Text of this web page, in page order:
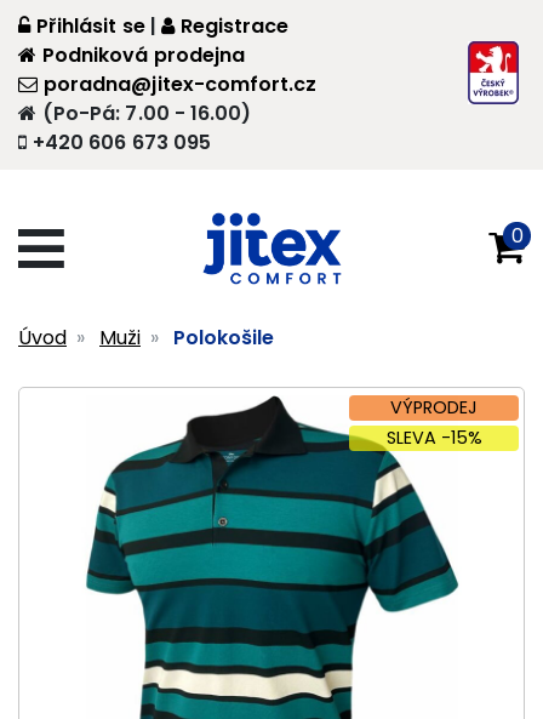
+420 606 673 095
(Po-Pá: 7.00 - 16.00)
poradna@jitex-comfort.cz
Přihlásit se |
Registrace
Podniková prodejna
0
Úvod Muži Polokošile
VÝPRODEJ
SLEVA -15%